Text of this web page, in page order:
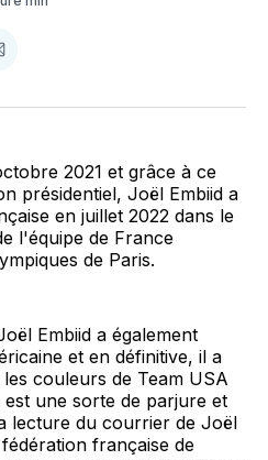
2021 et grâce à ce
présidentiel, Joël Embiid a
en juillet 2022 dans le
l'équipe de France
de Paris.
Embiid a également
et en définitive, il a
couleurs de Team USA
une sorte de parjure et
lecture du courrier de Joël
française de